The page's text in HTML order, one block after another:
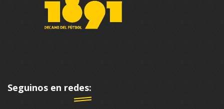
Seguinos en redes: